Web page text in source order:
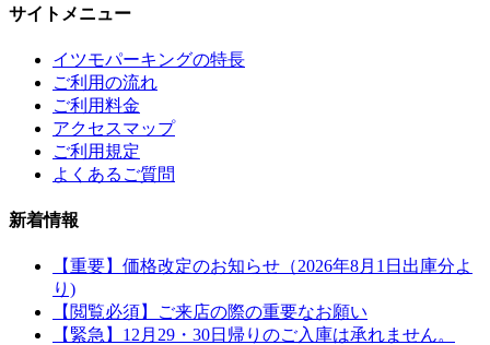
サイトメニュー
イツモパーキングの特長
ご利用の流れ
ご利用料金
アクセスマップ
ご利用規定
よくあるご質問
新着情報
【重要】価格改定のお知らせ（2026年8月1日出庫分よ
り)
【閲覧必須】ご来店の際の重要なお願い
【緊急】12月29・30日帰りのご入庫は承れません。